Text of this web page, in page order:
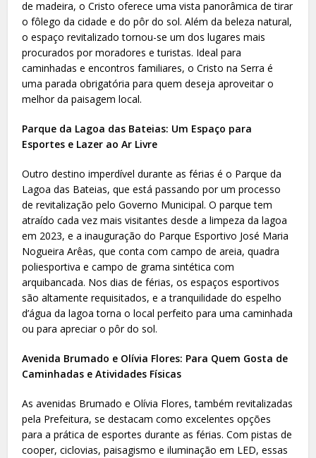
de madeira, o Cristo oferece uma vista panorâmica de tirar
o fôlego da cidade e do pôr do sol. Além da beleza natural,
o espaço revitalizado tornou-se um dos lugares mais
procurados por moradores e turistas. Ideal para
caminhadas e encontros familiares, o Cristo na Serra é
uma parada obrigatória para quem deseja aproveitar o
melhor da paisagem local.
Parque da Lagoa das Bateias: Um Espaço para
Esportes e Lazer ao Ar Livre
Outro destino imperdível durante as férias é o Parque da
Lagoa das Bateias, que está passando por um processo
de revitalização pelo Governo Municipal. O parque tem
atraído cada vez mais visitantes desde a limpeza da lagoa
em 2023, e a inauguração do Parque Esportivo José Maria
Nogueira Arêas, que conta com campo de areia, quadra
poliesportiva e campo de grama sintética com
arquibancada. Nos dias de férias, os espaços esportivos
são altamente requisitados, e a tranquilidade do espelho
d’água da lagoa torna o local perfeito para uma caminhada
ou para apreciar o pôr do sol.
Avenida Brumado e Olívia Flores: Para Quem Gosta de
Caminhadas e Atividades Físicas
As avenidas Brumado e Olívia Flores, também revitalizadas
pela Prefeitura, se destacam como excelentes opções
para a prática de esportes durante as férias. Com pistas de
cooper, ciclovias, paisagismo e iluminação em LED, essas